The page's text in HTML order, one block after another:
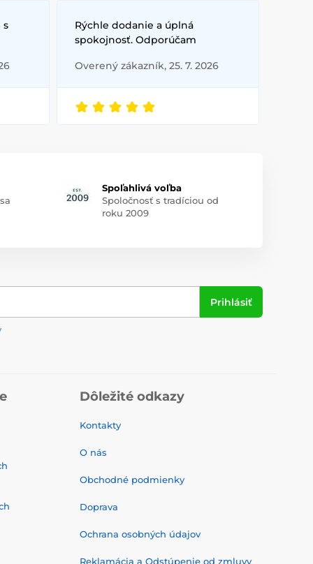
s
Rýchle dodanie a úplná
spokojnosť. Odporúčam
Overený zákazník, 25. 7. 2026
Spoľahlivá voľba
Spoločnosť s tradíciou od
roku 2009
Prihlásiť
Dôležité odkazy
Kontakty
O nás
Obchodné podmienky
Doprava
Ochrana osobných údajov
Reklamácia a Odstúpenie od zmluvy